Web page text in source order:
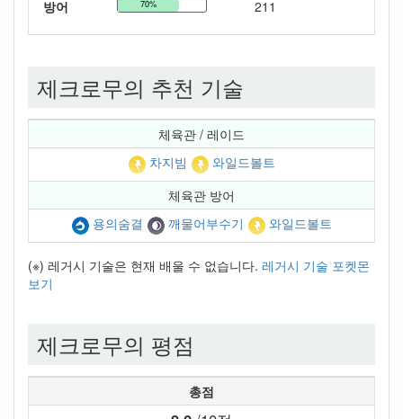
방어 70% 211
제크로무의 추천 기술
체육관 / 레이드
차지빔
와일드볼트
체육관 방어
용의숨결
깨물어부수기 와일드볼트
(※) 레거시 기술은 현재 배울 수 없습니다. 레거시 기술 포켓몬
보기
제크로무의 평점
총점